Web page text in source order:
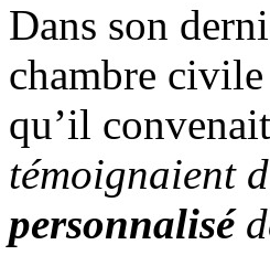
Dans son
chambre
qu’il
témoignaient
personnalisé